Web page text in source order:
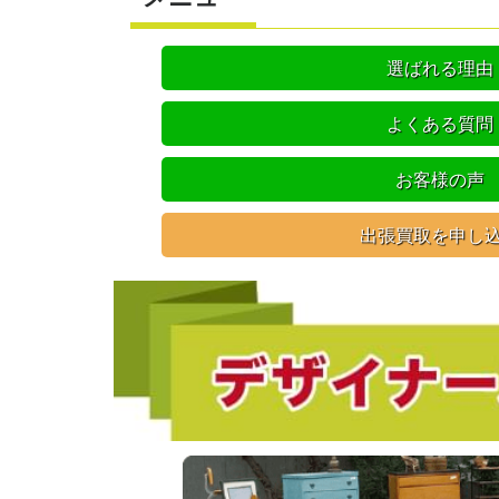
選ばれる理由
よくある質問
お客様の声
出張買取を申し